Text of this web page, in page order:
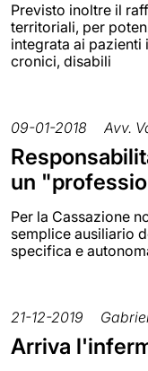
Previsto inoltre il
territoriali, per
integrata ai pazienti
cronici, disabili
09-01-2018 Avv.
un
Per la Cassazione
semplice ausiliario
specifica e
21-12-2019
Arriva